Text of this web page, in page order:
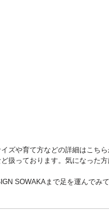
ズや育て方などの詳細はこちら
扱っております。気になった
SOWAKAまで足を運んでみ